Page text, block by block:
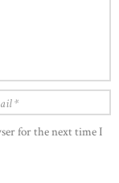
for the next time I